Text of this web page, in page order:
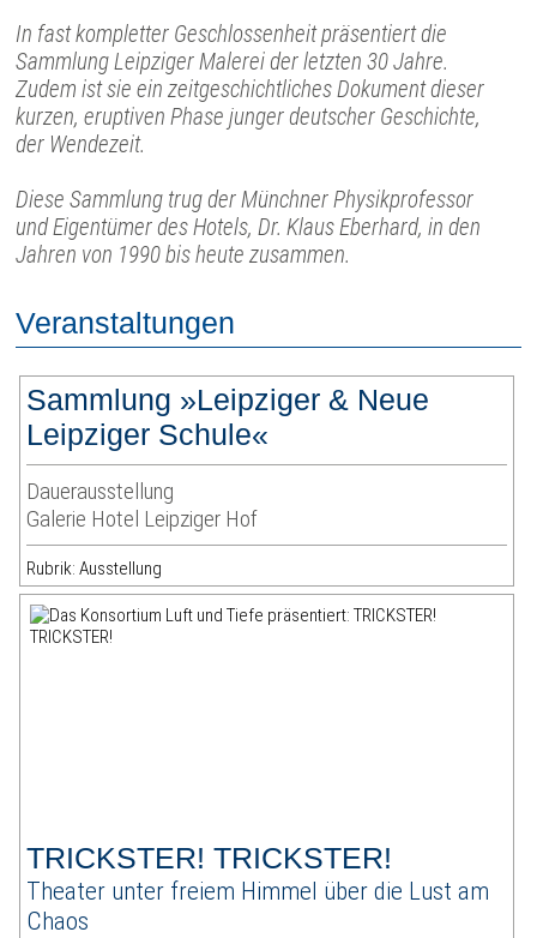
In fast kompletter Geschlossenheit präsentiert die
Sammlung Leipziger Malerei der letzten 30 Jahre.
Zudem ist sie ein zeitgeschichtliches Dokument dieser
kurzen, eruptiven Phase junger deutscher Geschichte,
der Wendezeit.
Diese Sammlung trug der Münchner Physikprofessor
und Eigentümer des Hotels, Dr. Klaus Eberhard, in den
Jahren von 1990 bis heute zusammen.
Veranstaltungen
Sammlung »Leipziger & Neue
Leipziger Schule«
Dauerausstellung
Galerie Hotel Leipziger Hof
Rubrik: Ausstellung
TRICKSTER! TRICKSTER!
Theater unter freiem Himmel über die Lust am
Chaos